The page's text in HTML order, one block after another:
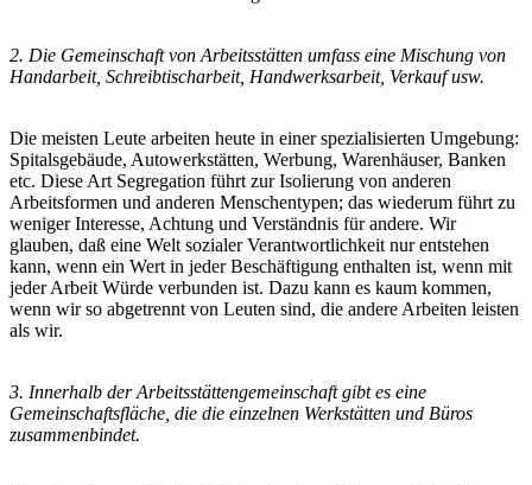
2. Die Gemeinschaft von Arbeitsstätten umfass eine Mischung von
Handarbeit, Schreibtischarbeit, Handwerksarbeit, Verkauf usw.
Die meisten Leute arbeiten heute in einer spezialisierten Umgebung:
Spitalsgebäude, Autowerkstätten, Werbung, Warenhäuser, Banken
etc. Diese Art Segregation führt zur Isolierung von anderen
Arbeitsformen und anderen Menschentypen; das wiederum führt zu
weniger Interesse, Achtung und Verständnis für andere. Wir
glauben, daß eine Welt sozialer Verantwortlichkeit nur entstehen
kann, wenn ein Wert in jeder Beschäftigung enthalten ist, wenn mit
jeder Arbeit Würde verbunden ist. Dazu kann es kaum kommen,
wenn wir so abgetrennt von Leuten sind, die andere Arbeiten leisten
als wir.
3. Innerhalb der Arbeitsstättengemeinschaft gibt es eine
Gemeinschaftsfläche, die die einzelnen Werkstätten und Büros
zusammenbindet.